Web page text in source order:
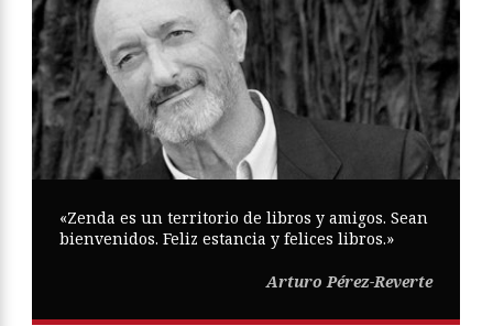
«Zenda es un territorio de libros y amigos. Sean
bienvenidos. Feliz estancia y felices libros.»
Arturo Pérez-Reverte